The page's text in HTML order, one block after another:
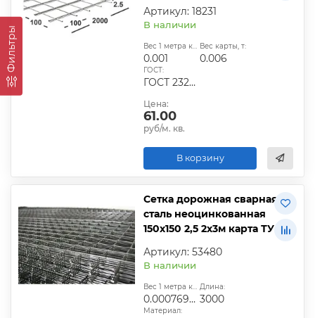
Фильтры
Артикул: 18231
В наличии
Вес 1 метра квадратного, т:
0.001
Вес карты, т:
0.006
ГОСТ:
ГОСТ 23279-2012, ТУ
Цена:
61.00
руб/м. кв.
В корзину
Сетка дорожная сварная
сталь неоцинкованная
150х150 2,5 2х3м карта ТУ
Артикул: 53480
В наличии
Вес 1 метра квадратного, т:
0.00076922
Длина:
3000
Материал: